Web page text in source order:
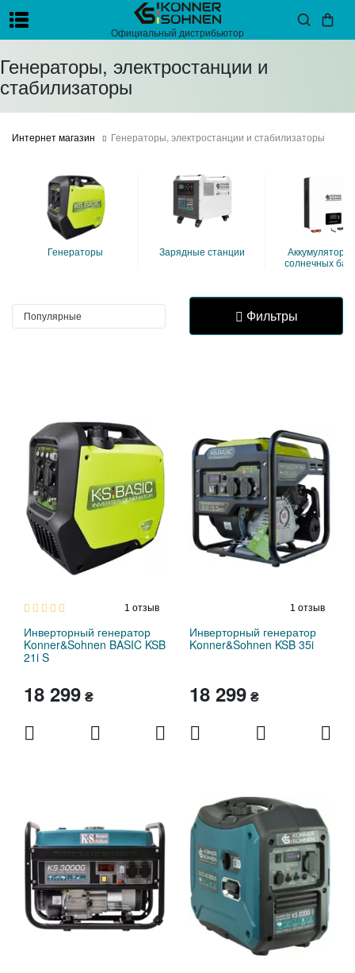
Официальный дистрибьютор
Генераторы, электростанции и
стабилизаторы
Интернет магазин Генераторы, электростанции и стабилизаторы
генераторы зарядные станции
аккумуляторы для
солнечных
Фильтры
1 отзыв
Инверторный генератор
Konner&Sohnen BASIC KSB
21i S
18 299₴
1 отзыв
Инверторный генератор
Konner&Sohnen KSB 35i
18 299₴